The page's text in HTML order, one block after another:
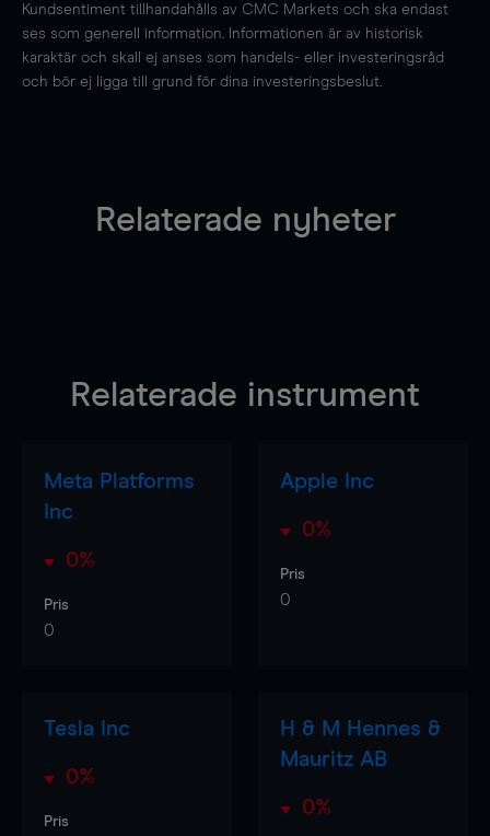
Kundsentiment tillhandahålls av CMC Markets och ska endast
ses som generell information. Informationen är av historisk
karaktär och skall ej anses som handels- eller investeringsråd
och bör ej ligga till grund för dina investeringsbeslut.
Relaterade nyheter
Relaterade instrument
Meta Platforms
Inc
0%
Pris
0
Apple Inc
0%
Pris
0
Tesla Inc
0%
Pris
H & M Hennes &
Mauritz AB
0%